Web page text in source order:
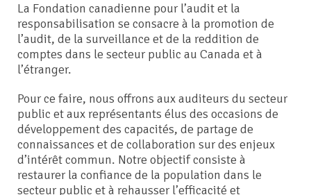
La Fondation canadienne pour l’audit et la
responsabilisation se consacre à la promotion de
l’audit, de la surveillance et de la reddition de
comptes dans le secteur public au Canada et à
l’étranger.
Pour ce faire, nous offrons aux auditeurs du secteur
public et aux représentants élus des occasions de
développement des capacités, de partage de
connaissances et de collaboration sur des enjeux
d’intérêt commun. Notre objectif consiste à
restaurer la confiance de la population dans le
secteur public et à rehausser l’efficacité et